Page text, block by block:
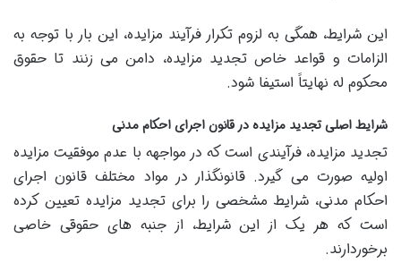
این شرایط، همگی به لزوم تکرار فرآیند مزایده، این بار با توجه به
الزامات و قواعد خاص تجدید مزایده، دامن می زنند تا حقوق
محکوم له نهایتاً استیفا شود.
شرایط اصلی تجدید مزایده در قانون اجرای احکام مدنی
تجدید مزایده، فرآیندی است که در مواجهه با عدم موفقیت مزایده
اولیه صورت می گیرد. قانونگذار در مواد مختلف قانون اجرای
احکام مدنی، شرایط مشخصی را برای تجدید مزایده تعیین کرده
است که هر یک از این شرایط، از جنبه های حقوقی خاصی
برخوردارند.